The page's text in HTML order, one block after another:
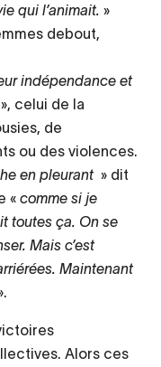
qui l’animait. »
debout,
indépendance et
», celui de la
de
ou des violences.
en pleurant » dit
« comme si je
toutes ça. On se
Mais c’est
Maintenant
Alors ces